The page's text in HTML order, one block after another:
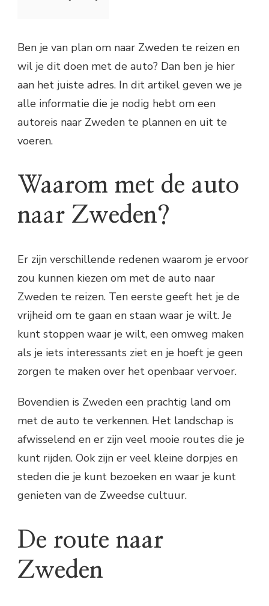
Ben je van plan om naar Zweden te reizen en
wil je dit doen met de auto? Dan ben je hier
aan het juiste adres. In dit artikel geven we je
alle informatie die je nodig hebt om een
autoreis naar Zweden te plannen en uit te
voeren.
Waarom met de auto
naar Zweden?
Er zijn verschillende redenen waarom je ervoor
zou kunnen kiezen om met de auto naar
Zweden te reizen. Ten eerste geeft het je de
vrijheid om te gaan en staan waar je wilt. Je
kunt stoppen waar je wilt, een omweg maken
als je iets interessants ziet en je hoeft je geen
zorgen te maken over het openbaar vervoer.
Bovendien is Zweden een prachtig land om
met de auto te verkennen. Het landschap is
afwisselend en er zijn veel mooie routes die je
kunt rijden. Ook zijn er veel kleine dorpjes en
steden die je kunt bezoeken en waar je kunt
genieten van de Zweedse cultuur.
De route naar
Zweden